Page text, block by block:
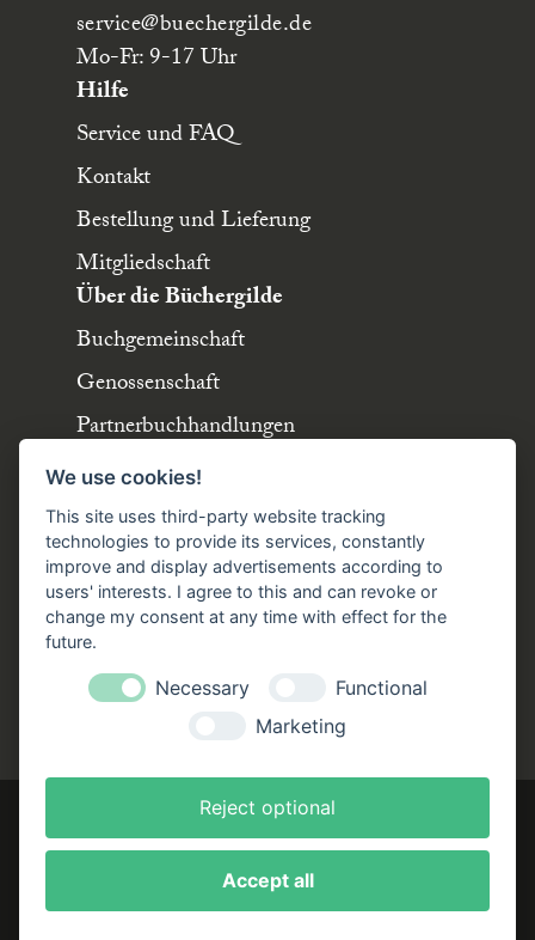
service@buechergilde.de
Mo-Fr: 9-17 Uhr
Hilfe
Service und FAQ
Kontakt
Bestellung und Lieferung
Mitgliedschaft
Über die Büchergilde
Buchgemeinschaft
Genossenschaft
Partnerbuchhandlungen
Büchergilde online
Stellenangebote
Folgen Sie uns!
FacebookInstagramYouTubeTikTok
Zustellung durch:
Impressum
We use cookies!
This site uses third-party website tracking
technologies to provide its services, constantly
improve and display advertisements according to
users' interests. I agree to this and can revoke or
change my consent at any time with effect for the
future.
Necessary
Functional
Marketing
Reject optional
Accept all